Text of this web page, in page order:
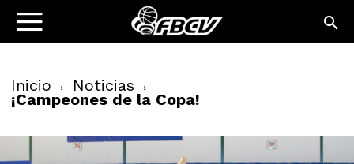
Inicio Noticias
¡Campeones de la Copa!